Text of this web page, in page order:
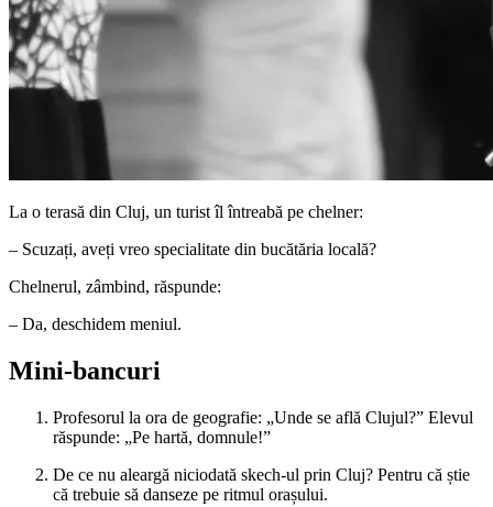
La o terasă din Cluj, un turist îl întreabă pe chelner:
– Scuzați, aveți vreo specialitate din bucătăria locală?
Chelnerul, zâmbind, răspunde:
– Da, deschidem meniul.
Mini-bancuri
Profesorul la ora de geografie: „Unde se află Clujul?” Elevul
răspunde: „Pe hartă, domnule!”
De ce nu aleargă niciodată skech-ul prin Cluj? Pentru că știe
că trebuie să danseze pe ritmul orașului.